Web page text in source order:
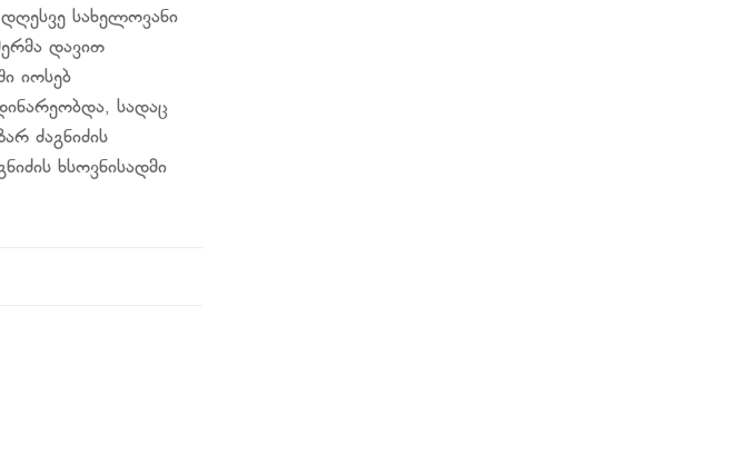
სახელოვანი
დავით
იოსებ
სადაც
ძაგნიძის
ხსოვნისადმი